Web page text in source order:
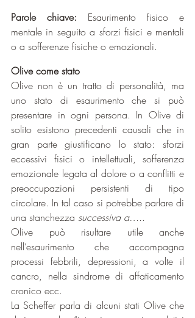
Parole chiave: Esaurimento fisico e
mentale in seguito a sforzi fisici e mentali
o a sofferenze fisiche o emozionali.
Olive come stato
Olive non è un tratto di personalità, ma
uno stato di esaurimento che si può
presentare in ogni persona. In Olive di
solito esistono precedenti causali che in
gran parte giustificano lo stato: sforzi
eccessivi fisici o intellettuali, sofferenza
emozionale legata al dolore o a conflitti e
preoccupazioni persistenti di tipo
circolare. In tal caso si potrebbe parlare di
una stanchezza successiva a…..
Olive può risultare utile anche
nell’esaurimento che accompagna
processi febbrili, depressioni, a volte il
cancro, nella sindrome di affaticamento
cronico ecc.
La Scheffer parla di alcuni stati Olive che